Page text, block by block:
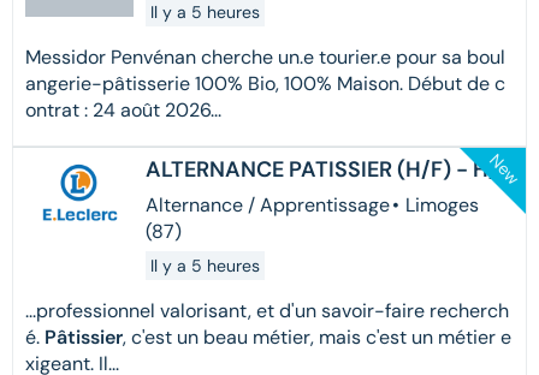
Il y a 5 heures
Messidor Penvénan cherche un.e tourier.e pour sa boul
angerie-pâtisserie 100% Bio, 100% Maison. Début de c
ontrat : 24 août 2026...
ALTERNANCE PATISSIER (H/F) - H/F
Alternance / Apprentissage• Limoges
(87)
Il y a 5 heures
...professionnel valorisant, et d'un savoir-faire recherch
é. Pâtissier, c'est un beau métier, mais c'est un métier e
xigeant. Il...
New